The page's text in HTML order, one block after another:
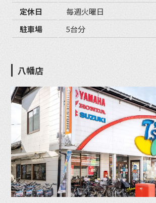
定休日
毎週火曜日
駐車場
5台分
八幡店